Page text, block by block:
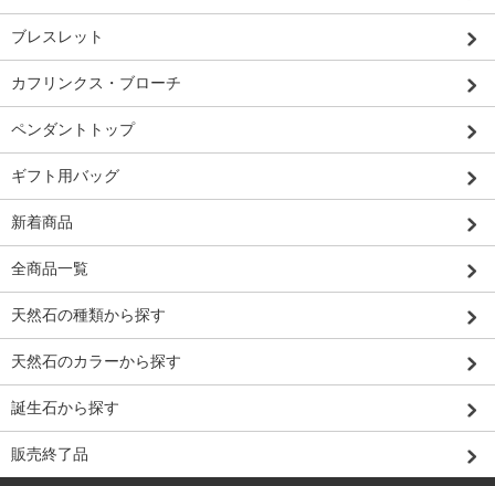
ブレスレット
カフリンクス・ブローチ
ペンダントトップ
ギフト用バッグ
新着商品
全商品一覧
天然石の種類から探す
天然石のカラーから探す
誕生石から探す
販売終了品